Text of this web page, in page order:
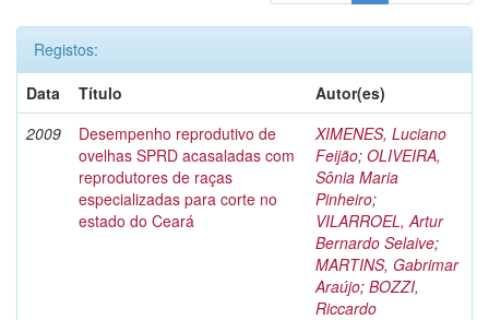
Registos:
Data
Título
Autor(es)
2009
Desempenho reprodutivo de
ovelhas SPRD acasaladas com
reprodutores de raças
especializadas para corte no
estado do Ceará
XIMENES, Luciano
Feijão; OLIVEIRA,
Sônia Maria
Pinheiro;
VILARROEL, Artur
Bernardo Selaive;
MARTINS, Gabrimar
Araújo; BOZZI,
Riccardo